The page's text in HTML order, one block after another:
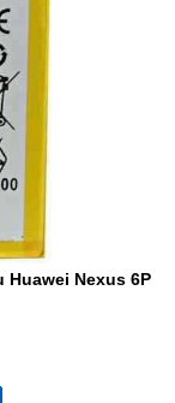
Huawei Nexus 6P